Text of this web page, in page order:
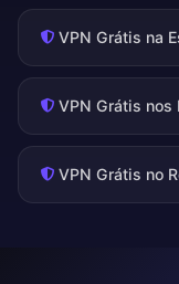
VPN Grátis na
VPN Grátis nos
VPN Grátis no